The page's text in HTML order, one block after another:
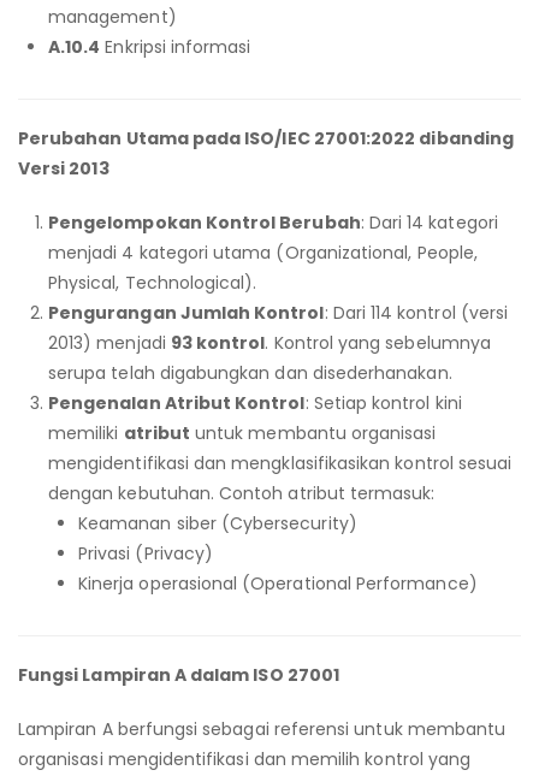
management)
A.10.4 Enkripsi informasi
Perubahan Utama pada ISO/IEC 27001:2022 dibanding
Versi 2013
Pengelompokan Kontrol Berubah: Dari 14 kategori
menjadi 4 kategori utama (Organizational, People,
Physical, Technological).
Pengurangan Jumlah Kontrol: Dari 114 kontrol (versi
2013) menjadi 93 kontrol. Kontrol yang sebelumnya
serupa telah digabungkan dan disederhanakan.
Pengenalan Atribut Kontrol: Setiap kontrol kini
memiliki atribut untuk membantu organisasi
mengidentifikasi dan mengklasifikasikan kontrol sesuai
dengan kebutuhan. Contoh atribut termasuk:
Keamanan siber (Cybersecurity)
Privasi (Privacy)
Kinerja operasional (Operational Performance)
Fungsi Lampiran A dalam ISO 27001
Lampiran A berfungsi sebagai referensi untuk membantu
organisasi mengidentifikasi dan memilih kontrol yang